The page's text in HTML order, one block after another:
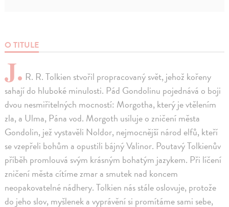
O TITULE
J. R. R. Tolkien stvořil propracovaný svět, jehož kořeny
sahají do hluboké minulosti. Pád Gondolinu pojednává o boji
dvou nesmiřitelných mocností: Morgotha, který je vtělením
zla, a Ulma, Pána vod. Morgoth usiluje o zničení města
Gondolin, jež vystavěli Noldor, nejmocnější národ elfů, kteří
se vzepřeli bohům a opustili bájný Valinor. Poutavý Tolkienův
příběh promlouvá svým krásným bohatým jazykem. Při líčení
zničení města cítíme zmar a smutek nad koncem
neopakovatelné nádhery. Tolkien nás stále oslovuje, protože
do jeho slov, myšlenek a vyprávění si promítáme sami sebe,